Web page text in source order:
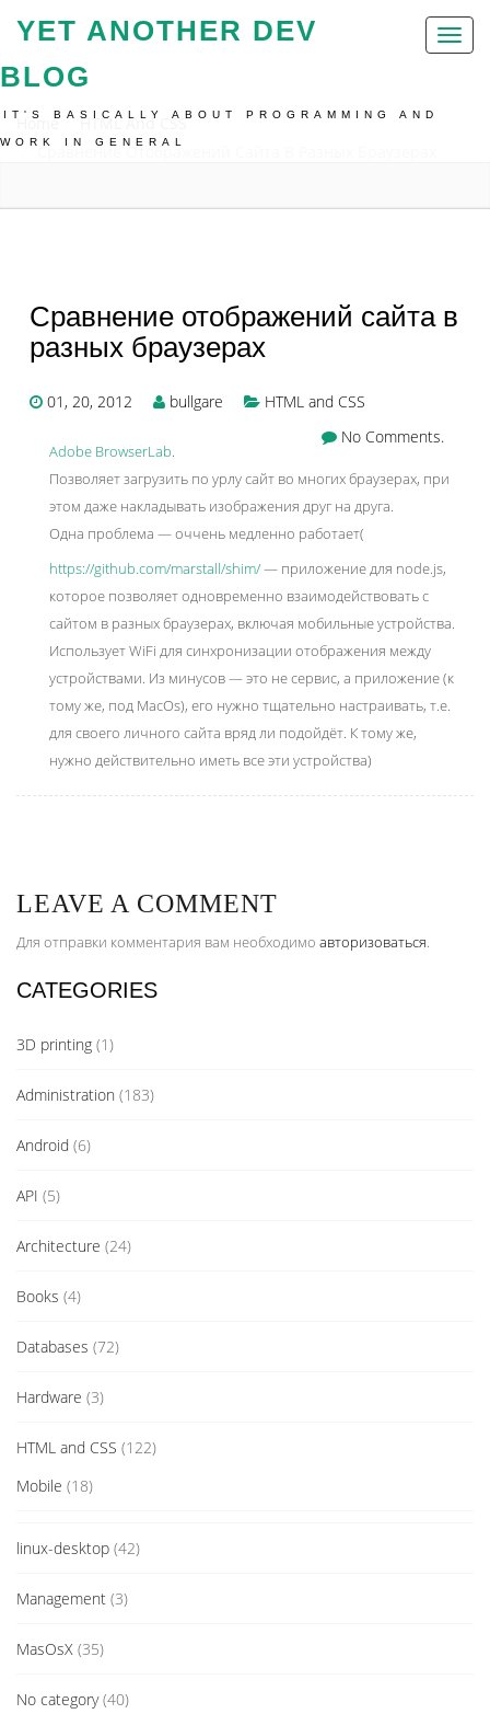
Toggle
YET ANOTHER DEV
BLOG
IT'S BASICALLY ABOUT PROGRAMMING AND
WORK IN GENERAL
Home
HTML And CSS
Сравнение Отображений Сайта В Разных Браузерах
Сравнение отображений сайта в
разных браузерах
01, 20, 2012 bullgare
HTML and CSS
No Comments.
Adobe BrowserLab.
Позволяет загрузить по урлу сайт во многих браузерах, при
этом даже накладывать изображения друг на друга.
Одна проблема — оччень медленно работает(
https://github.com/marstall/shim/— приложение для node.js,
которое позволяет одновременно взаимодействовать с
сайтом в разных браузерах, включая мобильные устройства.
Использует WiFi для синхронизации отображения между
устройствами. Из минусов — это не сервис, а приложение (к
тому же, под MacOs), его нужно тщательно настраивать, т.е.
для своего личного сайта вряд ли подойдёт. К тому же,
нужно действительно иметь все эти устройства)
LEAVE A COMMENT
Для отправки комментария вам необходимо авторизоваться.
CATEGORIES
3D printing (1)
Administration (183)
Android (6)
API (5)
Architecture (24)
Books (4)
Databases (72)
Hardware (3)
HTML and CSS (122)
Mobile (18)
linux-desktop (42)
Management (3)
MasOsX (35)
No category(40)